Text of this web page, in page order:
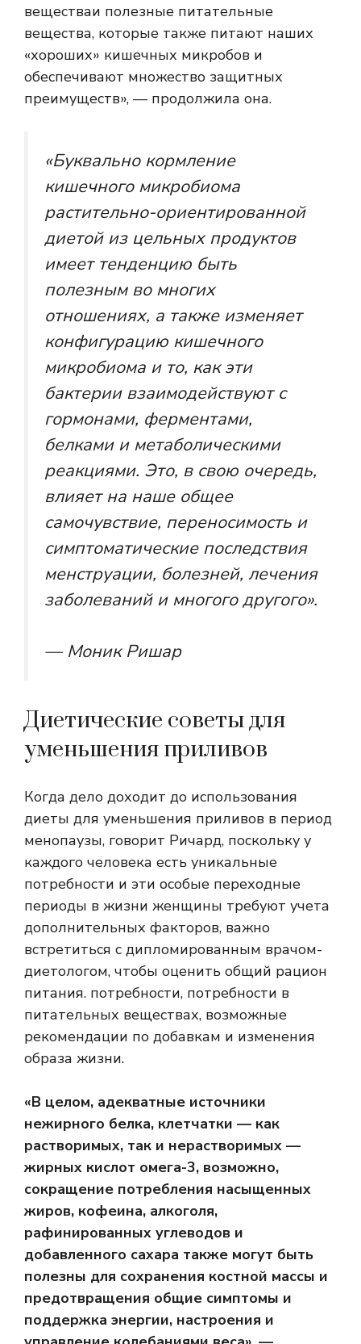
веществаи полезные питательные
вещества, которые также питают наших
«хороших» кишечных микробов и
обеспечивают множество защитных
преимуществ», — продолжила она.
«Буквально кормление
кишечного микробиома
растительно-ориентированной
диетой из цельных продуктов
имеет тенденцию быть
полезным во многих
отношениях, а также изменяет
конфигурацию кишечного
микробиома и то, как эти
бактерии взаимодействуют с
гормонами, ферментами,
белками и метаболическими
реакциями. Это, в свою очередь,
влияет на наше общее
самочувствие, переносимость и
симптоматические последствия
менструации, болезней, лечения
заболеваний и многого другого».
— Моник Ришар
Диетические советы для
уменьшения приливов
Когда дело доходит до использования
диеты для уменьшения приливов в период
менопаузы, говорит Ричард, поскольку у
каждого человека есть уникальные
потребности и эти особые переходные
периоды в жизни женщины требуют учета
дополнительных факторов, важно
встретиться с дипломированным врачом-
диетологом, чтобы оценить общий рацион
питания. потребности, потребности в
питательных веществах, возможные
рекомендации по добавкам и изменения
образа жизни.
«В целом, адекватные источники
нежирного белка, клетчатки — как
растворимых, так и нерастворимых —
жирных кислот омега-3, возможно,
сокращение потребления насыщенных
жиров, кофеина, алкоголя,
рафинированных углеводов и
добавленного сахара также могут быть
полезны для сохранения костной массы и
предотвращения общие симптомы и
поддержка энергии, настроения и